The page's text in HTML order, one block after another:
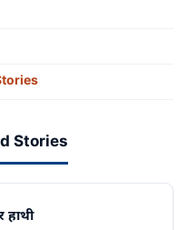
Stories